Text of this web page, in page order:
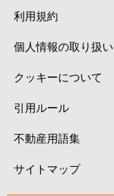
利用規約
個人情報の取り扱い
クッキーについて
引用ルール
不動産用語集
サイトマップ